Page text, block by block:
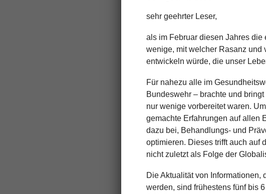
sehr geehrter Leser,
als im Februar diesen Jahres
wenige, mit welcher Rasanz und
entwickeln würde, die unser
Für nahezu alle im
Bundeswehr – brachte und
nur wenige vorbereitet waren.
gemachte Erfahrungen auf allen
dazu bei, Behandlungs- und
optimieren. Dieses trifft auch auf
nicht zuletzt als Folge der
Die Aktualität von
werden, sind frühestens fünf bis